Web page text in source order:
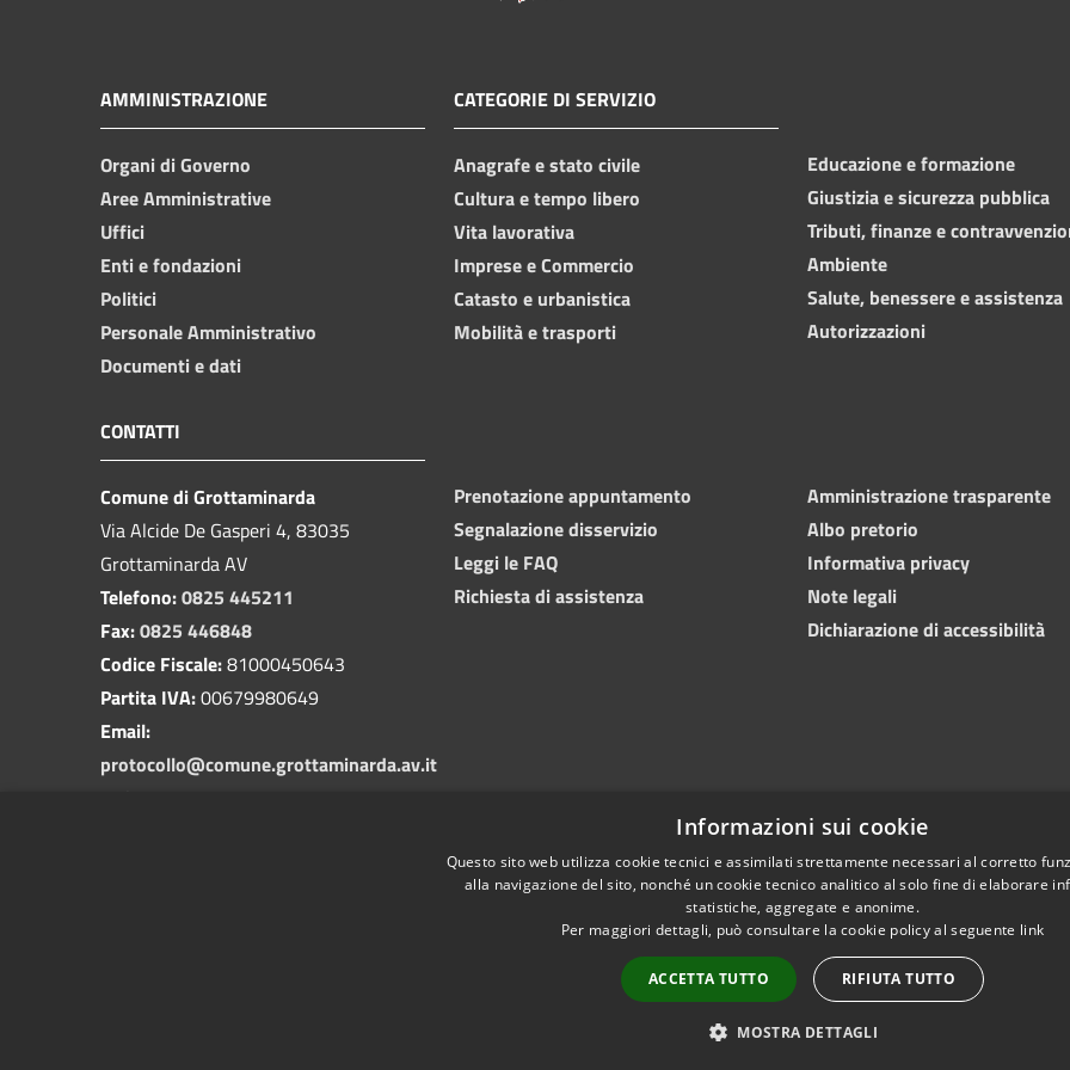
AMMINISTRAZIONE
Organi di Governo
Aree Amministrative
Uffici
Enti e fondazioni
Politici
Personale Amministrativo
Documenti e dati
CATEGORIE DI SERVIZIO
Anagrafe e stato civile
Cultura e tempo libero
Vita lavorativa
Imprese e Commercio
Catasto e urbanistica
Mobilità e trasporti
Educazione e formazione
Giustizia e sicurezza pubblica
Tributi, finanze e
Ambiente
Salute, benessere e assistenza
Autorizzazioni
CONTATTI
Comune di Grottaminarda
Via Alcide De Gasperi 4, 83035
Grottaminarda AV
Telefono:0825 445211
Fax:0825 446848
Codice Fiscale:81000450643
Partita IVA:00679980649
Email:
protocollo@comune.grottaminarda.av.it
Prenotazione appuntamento
Segnalazione disservizio
Leggi le FAQ
Richiesta di assistenza
Amministrazione trasparente
Albo pretorio
Informativa privacy
Note legali
Dichiarazione di accessibilità
Numeri utili PEC Copyright © 2024 •
Informazioni sui cookie
Questo sito web utilizza cookie tecnici e assimilati strettamente necessari al corretto
alla navigazione del sito, nonché un cookie tecnico analitico al solo fine di elaborare
statistiche, aggregate e anonime.
Per maggiori dettagli, può consultare la cookie policy al seguente link
ACCETTA TUTTO RIFIUTA TUTTO
MOSTRA DETTAGLI